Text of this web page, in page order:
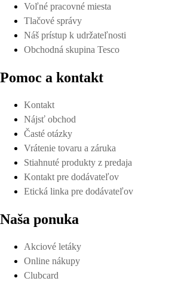
Voľné pracovné miesta
Tlačové správy
Náš prístup k udržateľnosti
Obchodná skupina Tesco
Pomoc a kontakt
Kontakt
Nájsť obchod
Časté otázky
Vrátenie tovaru a záruka
Stiahnuté produkty z predaja
Kontakt pre dodávateľov
Etická linka pre dodávateľov
Naša ponuka
Akciové letáky
Online nákupy
Clubcard